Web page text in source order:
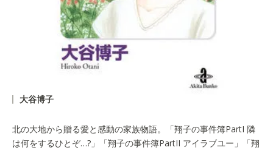
大谷博子
北の大地から贈る愛と感動の家族物語。「翔子の事件簿PartI 隣
は何をするひとぞ…?」「翔子の事件簿PartII アイラブユー」「翔